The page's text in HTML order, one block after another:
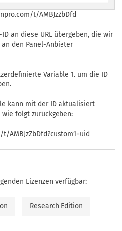
t/AMBJzZbDfd
an diese URL übergeben, die wir
den Panel-Anbieter
Variable 1, um die ID
kann mit der ID aktualisiert
folgt zurückgeben:
AMBJzZbDfd?custom1=uid
Lizenzen verfügbar:
Research Edition